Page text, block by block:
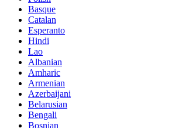
Basque
Catalan
Esperanto
Hindi
Lao
Albanian
Amharic
Armenian
Azerbaijani
Belarusian
Bengali
Bosnian